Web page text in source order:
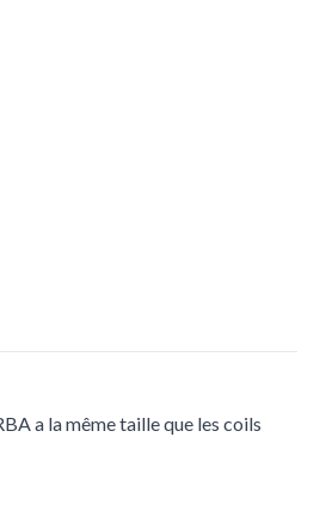
a la même taille que les coils